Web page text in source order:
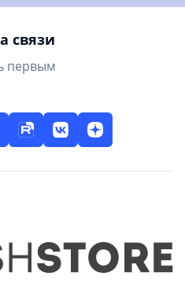
пересекло
связи
первым